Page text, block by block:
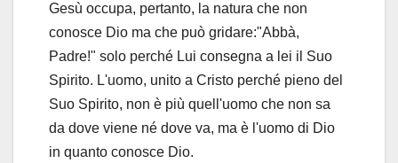
Gesù occupa, pertanto, la natura che non
conosce Dio ma che può gridare:"Abbà,
Padre!" solo perché Lui consegna a lei il Suo
Spirito. L'uomo, unito a Cristo perché pieno del
Suo Spirito, non è più quell'uomo che non sa
da dove viene né dove va, ma è l'uomo di Dio
in quanto conosce Dio.